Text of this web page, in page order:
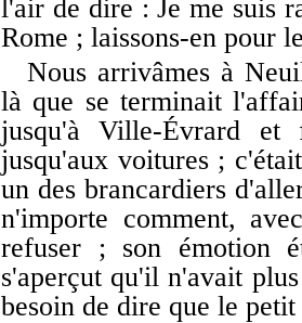
l'air de dire : Je me suis
Rome ; laissons-en pour
Nous arrivâmes à
là que se terminait
jusqu'à Ville-Évrard
jusqu'aux voitures ;
un des brancardiers
n'importe comment,
refuser ; son émotion
s'aperçut qu'il n'avait
besoin de dire que le